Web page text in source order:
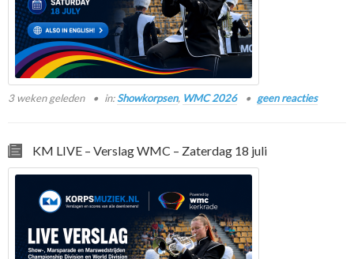
3 weken geleden in:Showkorpsen, WMC 2026 geen reacties
KM LIVE – Verslag WMC – Zaterdag 18 juli